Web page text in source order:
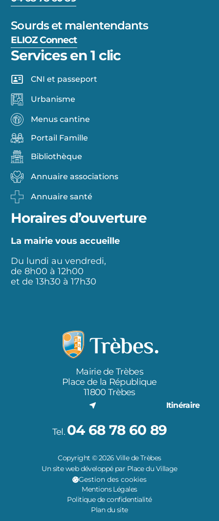
Sourds et malentendants
ELIOZ Connect
Services en 1 clic
CNI et passeport
Urbanisme
Menus cantine
Portail Famille
Bibliothèque
Annuaire associations
Annuaire santé
Horaires d’ouverture
La mairie vous accueille
Du lundi au vendredi,
de 8h00 à 12h00
et de 13h30 à 17h30
Mairie de Trèbes
Place de la République
11800 Trèbes
Itinéraire
Tel. 04 68 78 60 89
Copyright © 2026 Ville de Trèbes
Un site web développé par Place du Village
Gestion des cookies
Mentions Légales
Politique de confidentialité
Plan du site